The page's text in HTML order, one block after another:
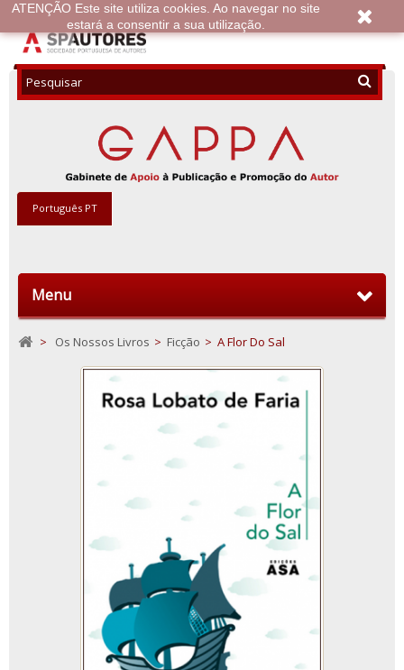
Menu
Português PT
> Os Nossos Livros > Ficção > A Flor Do Sal
ATENÇÃO Este site utiliza cookies. Ao navegar no site
estará a consentir a sua utilização.